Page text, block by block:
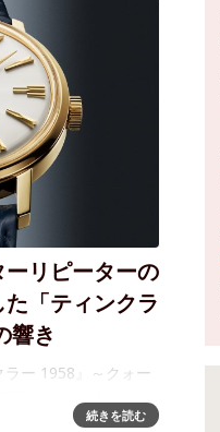
ーリピーターの
た「ティンクラ
響き
ー 1958』～クォー
ーは、アンジェラスの
続きを読む